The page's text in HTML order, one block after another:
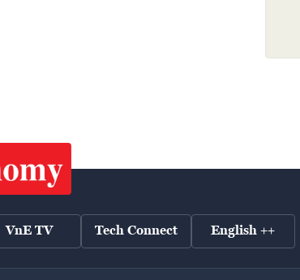
VnE TV Tech Connect English ++